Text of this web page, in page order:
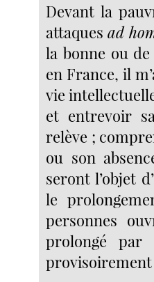
Devant la
attaquesad
la bonne ou
en France, il
vie
et entrevoir
relève ;
ou son
seront l’objet
le
personnes
prolongé par